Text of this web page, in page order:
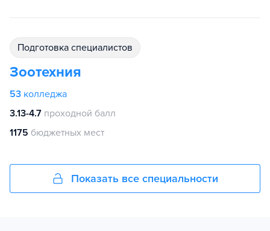
подготовка специалистов
Зоотехния
53 колледжа
3.13-4.7 проходной балл
1175 бюджетных мест
Показать все специальности